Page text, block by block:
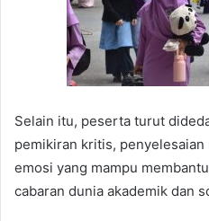
Selain itu, peserta turut
pemikiran kritis, penyelesaian
emosi yang mampu
cabaran dunia akademik dan